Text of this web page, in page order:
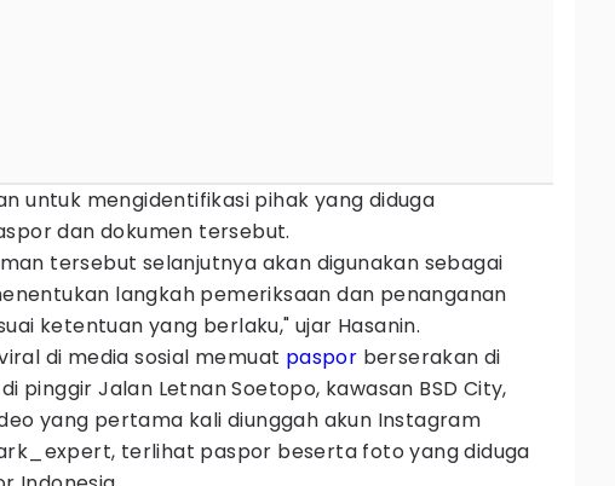
untuk mengidentifikasi pihak yang diduga
dan dokumen tersebut.
tersebut selanjutnya akan digunakan sebagai
langkah pemeriksaan dan penanganan
ketentuan yang berlaku," ujar Hasanin.
di media sosial memuat paspor berserakan di
pinggir Jalan Letnan Soetopo, kawasan BSD City,
yang pertama kali diunggah akun Instagram
terlihat paspor beserta foto yang diduga